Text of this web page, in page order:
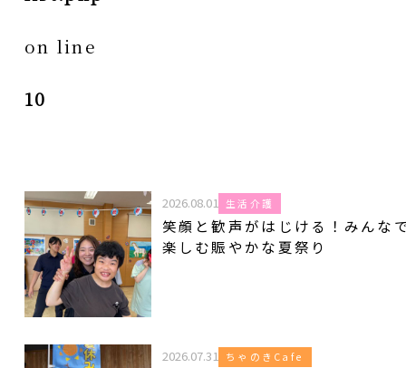
on line
10
2026.08.01 生活介護
笑顔と歓声がはじける！みんな
楽しむ賑やかな夏祭り
2026.07.31 ちゃのきCafe